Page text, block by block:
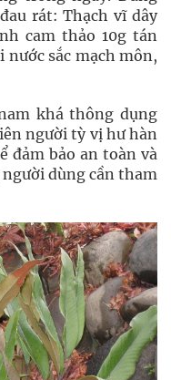
rát: Thạch vĩ dây
cam thảo 10g tán
sắc mạch môn,
khá thông dụng
người tỳ vị hư hàn
đảm bảo an toàn và
dùng cần tham